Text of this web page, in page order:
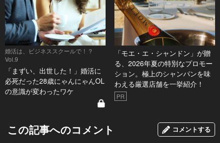
婚活は、ビジネススクールで！？
Vol.9
「まずい、出世した！」婚活に
必死だった28歳にゃんにゃんOL
の意識が変わったワケ
「モエ・エ・シャンドン」が贈
る、2026年夏の特別なプロモー
ション。極上のシャンパンを味
わえる厳選店舗を一挙紹介！
PR
この記事へのコメント コメントする